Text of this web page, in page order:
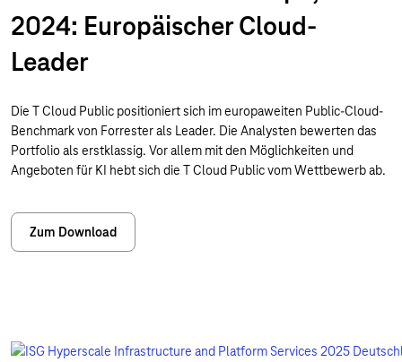
2024: Europäischer Cloud-
Leader
Die T Cloud Public positioniert sich im europaweiten Public-Cloud-
Benchmark von Forrester als Leader. Die Analysten bewerten das
Portfolio als erstklassig. Vor allem mit den Möglichkeiten und
Angeboten für KI hebt sich die T Cloud Public vom Wettbewerb ab.
Zum Download